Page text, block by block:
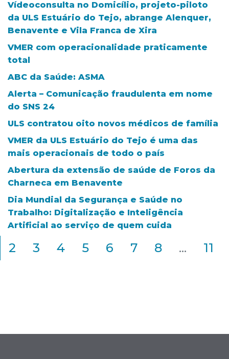
Vídeoconsulta no Domicílio, projeto-piloto
da ULS Estuário do Tejo, abrange Alenquer,
Benavente e Vila Franca de Xira
VMER com operacionalidade praticamente
total
ABC da Saúde: ASMA
Alerta – Comunicação fraudulenta em nome
do SNS 24
ULS contratou oito novos médicos de família
VMER da ULS Estuário do Tejo é uma das
mais operacionais de todo o país
Abertura da extensão de saúde de Foros da
Charneca em Benavente
Dia Mundial da Segurança e Saúde no
Trabalho: Digitalização e Inteligência
Artificial ao serviço de quem cuida
2 3 4 5 6 7 8 ... 11